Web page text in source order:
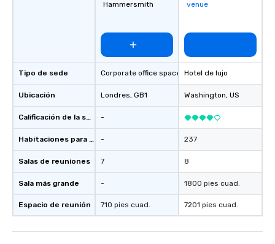
Tipo de sede
Ubicación
Calificación de la sede
Habitaciones para huéspedes
Salas de reuniones
Sala más grande
Espacio de reunión
Hammersmith
Corporate office space
Londres, GB1
-
-
7
-
710 pies cuad.
venue
Hotel de lujo
Washington, US
237
8
1800 pies cuad.
7201 pies cuad.